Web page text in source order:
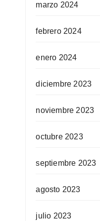
marzo 2024
febrero 2024
enero 2024
diciembre 2023
noviembre 2023
octubre 2023
septiembre 2023
agosto 2023
julio 2023